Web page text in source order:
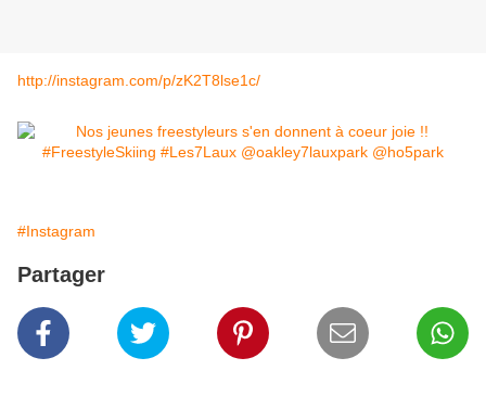
http://instagram.com/p/zK2T8lse1c/
#Instagram
Partager